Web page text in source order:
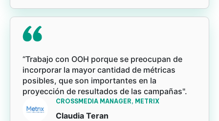
“Trabajo con OOH porque se preocupan de
incorporar la mayor cantidad de métricas
posibles, que son importantes en la
proyección de resultados de las campañas".
CROSSMEDIA MANAGER, METRIX
Claudia Teran